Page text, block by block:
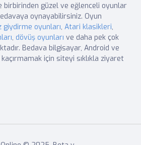
birbirinden güzel ve eğlenceli oyunlar
oynayabilirsiniz. Oyun
giydirme oyunları, Atari klasikleri,
, dövüş oyunları ve daha pek çok
Bedava bilgisayar, Android ve
kaçırmamak için siteyi sıklıkla ziyaret